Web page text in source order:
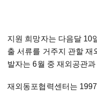
지원 희망자는 다음달 10
출 서류를 거주지 관할 재
발자는 6월 중 재외공관
재외동포협력센터는